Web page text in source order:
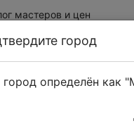
мастеров и цен
город
определён как